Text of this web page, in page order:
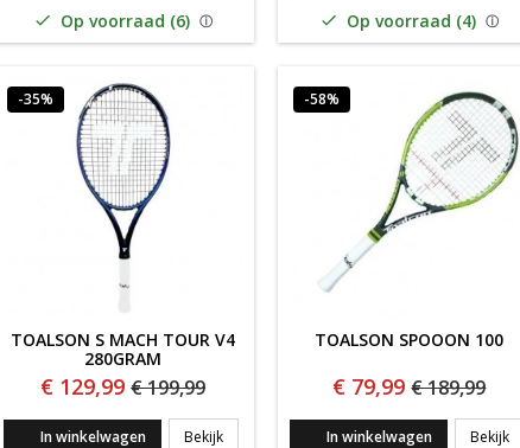
 Op voorraad (6)  Op voorraad (4)
-35%
TOALSON S MACH TOUR V4
280GRAM
€ 129,99 € 199,99
In winkelwagen BekijkTOALSON S MACH TOUR V4 280GRAM
-58%
TOALSON SPOOON 100
€ 79,99 € 189,99
In winkelwagen Bekijk